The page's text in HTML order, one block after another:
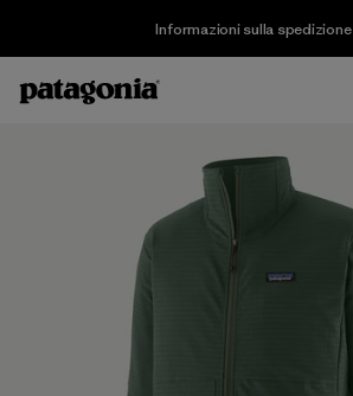
Informazioni sulla spedizione